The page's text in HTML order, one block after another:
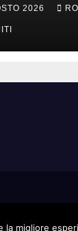
2026
migliore